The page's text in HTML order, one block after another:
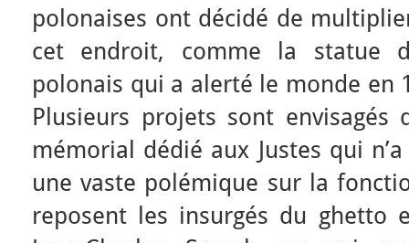
polonaises ont décidé de
cet endroit, comme la statue
polonais qui a alerté le monde en
Plusieurs projets sont envisagés
mémorial dédié aux Justes qui
une vaste polémique sur la
reposent les insurgés du ghetto